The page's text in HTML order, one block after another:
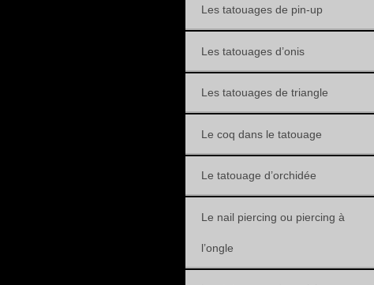
Les tatouages de pin-up
Les tatouages d’onis
Les tatouages de triangle
Le coq dans le tatouage
Le tatouage d’orchidée
Le nail piercing ou piercing à
l’ongle